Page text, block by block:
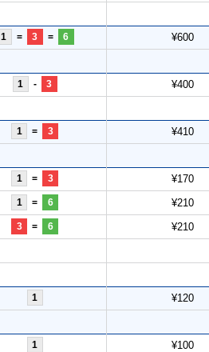
1 = 3 = 6 ¥600
1 - 3 ¥400
1 = 3 ¥410
1 = 3 ¥170
1 = 6 ¥210
3 = 6 ¥210
1 ¥120
1 ¥100